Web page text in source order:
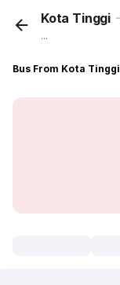
Kota Tinggi
...
Bus From Kota